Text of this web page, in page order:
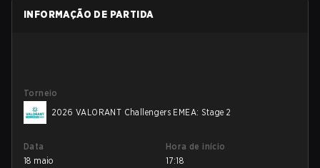
INFORMAÇÃO DE PARTIDA
Torneio
2026 VALORANT Challengers EMEA: Stage 2
Data
18 maio
Hora de início
17:18